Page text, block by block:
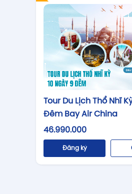
Tour Du Lịch Thổ Nhĩ
Đêm Bay Air China
46.990.000
Đăng ký